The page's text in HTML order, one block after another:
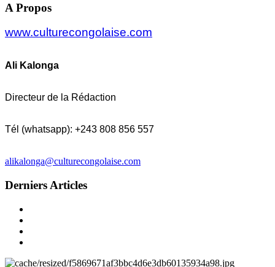
A Propos
www.culturecongolaise.com
Ali Kalonga
Directeur de la Rédaction
Tél (whatsapp): +243 808 856 557
alikalonga@culturecongolaise.com
Derniers Articles